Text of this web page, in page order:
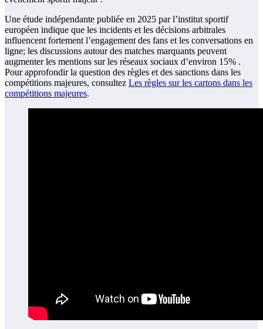
Une étude indépendante publiée en 2025 par l’institut sportif
européen indique que les incidents et les décisions arbitrales
influencent fortement l’engagement des fans et les conversations en
ligne; les discussions autour des matches marquants peuvent
augmenter les mentions sur les réseaux sociaux d’environ 15% .
Pour approfondir la question des règles et des sanctions dans les
compétitions majeures, consultez Les règles sur les cartons dans les
compétitions majeures.